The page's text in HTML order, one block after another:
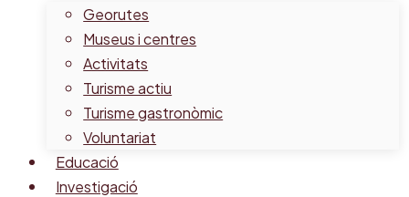
Georutes
Museus i centres
Activitats
Turisme actiu
Turisme gastronòmic
Voluntariat
Educació
Investigació